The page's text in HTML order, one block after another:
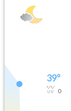
39°
0